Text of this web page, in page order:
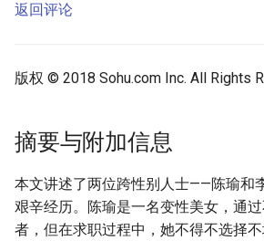
返回评论
版权 © 2018 Sohu.com Inc. All Rights
摘要与附加信息
本文讲述了两位跨性别人士——陈瑜和
艰辛经历。陈瑜是一名变性美女，通
者，但在求职过程中，她不得不选择